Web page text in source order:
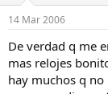
14 Mar 2006
De verdad q me
mas relojes
hay muchos q